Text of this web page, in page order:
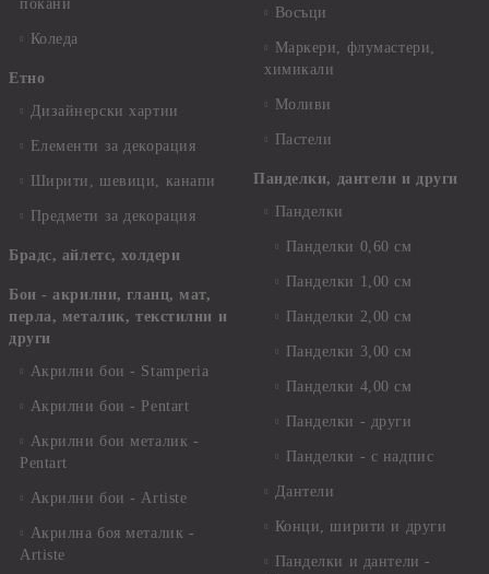
покани
Коледа
Етно
Дизайнерски хартии
Елементи за декорация
Ширити, шевици, канапи
Предмети за декорация
Брадс, айлетс, холдери
Бои - акрилни, гланц, мат,
перла, металик, текстилни и
други
Акрилни бои - Stamperia
Акрилни бои - Pentart
Акрилни бои металик -
Pentart
Акрилни бои - Artiste
Акрилна боя металик -
Artiste
Восъци
Маркери, флумастери,
химикали
Моливи
Пастели
Панделки, дантели и други
Панделки
Панделки 0,60 см
Панделки 1,00 см
Панделки 2,00 см
Панделки 3,00 см
Панделки 4,00 см
Панделки - други
Панделки - с надпис
Дантели
Конци, ширити и други
Панделки и дантели -